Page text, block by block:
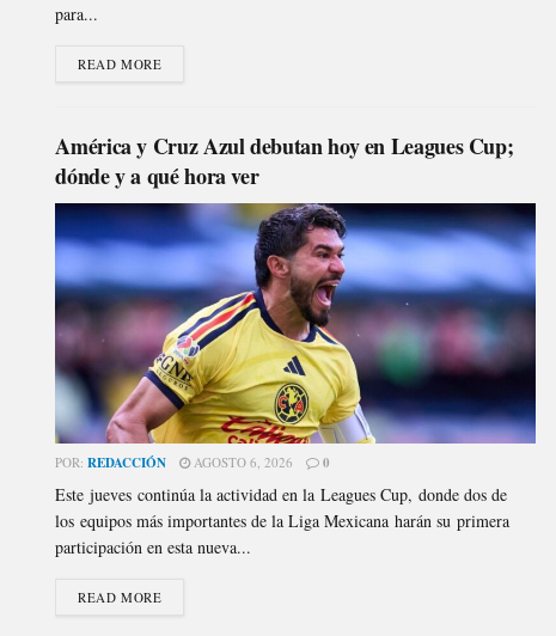
para...
READ MORE
América y Cruz Azul debutan hoy en Leagues Cup;
dónde y a qué hora ver
POR: REDACCIÓN AGOSTO 6, 2026 0
Este jueves continúa la actividad en la Leagues Cup, donde dos de
los equipos más importantes de la Liga Mexicana harán su primera
participación en esta nueva...
READ MORE